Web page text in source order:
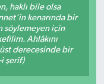
haklı bile olsa
kenarında bir
söylemeyen için
Ahlâkını
derecesinde bir
şerif)